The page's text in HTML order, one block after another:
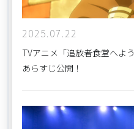
2025.07.22
TVアニメ「追放者食堂へよ
あらすじ公開！